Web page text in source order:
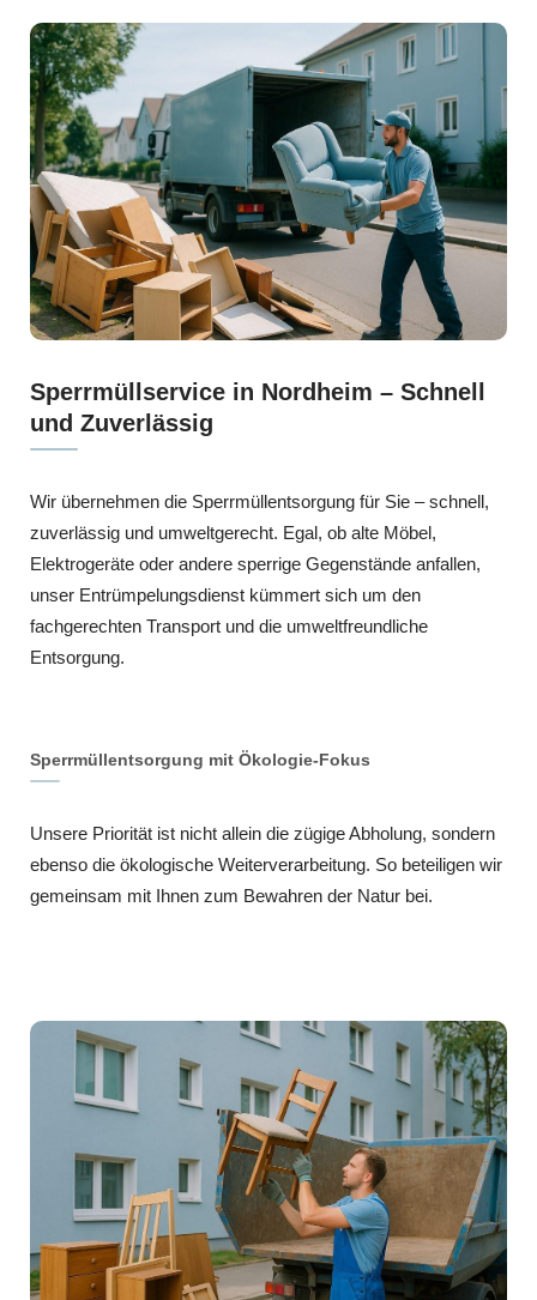
Sperrmüllservice in Nordheim – Schnell
und Zuverlässig
Wir übernehmen die Sperrmüllentsorgung für Sie – schnell,
zuverlässig und umweltgerecht. Egal, ob alte Möbel,
Elektrogeräte oder andere sperrige Gegenstände anfallen,
unser Entrümpelungsdienst kümmert sich um den
fachgerechten Transport und die umweltfreundliche
Entsorgung.
Sperrmüllentsorgung mit Ökologie-Fokus
Unsere Priorität ist nicht allein die zügige Abholung, sondern
ebenso die ökologische Weiterverarbeitung. So beteiligen wir
gemeinsam mit Ihnen zum Bewahren der Natur bei.